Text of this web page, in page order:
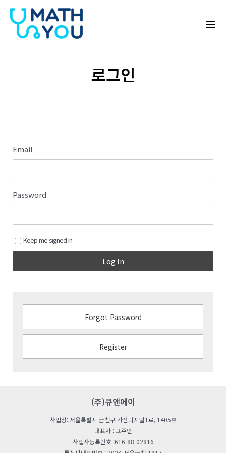
건너뛰기
로그인
Email
Password
Keep me signed in
Log In
Forgot Password
Register
(주)큐앤에이
사업장: 서울특별시 금천구 가산디지털1로, 1405호
대표자 : 고주안
사업자등록번호 :616-88-02816